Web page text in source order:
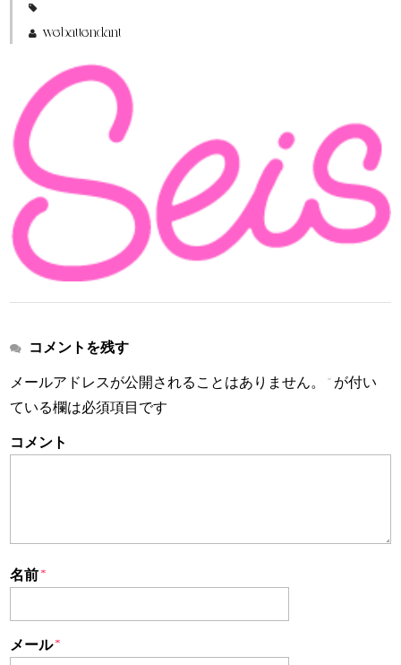
webattendant
コメントを残す
メールアドレスが公開されることはありません。 * が付い
ている欄は必須項目です
コメント
名前*
メール*